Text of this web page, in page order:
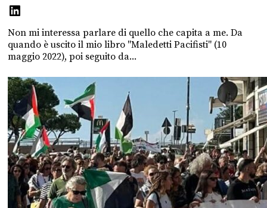
Non mi interessa parlare di quello che capita a me. Da
quando è uscito il mio libro "Maledetti Pacifisti" (10
maggio 2022), poi seguito da...